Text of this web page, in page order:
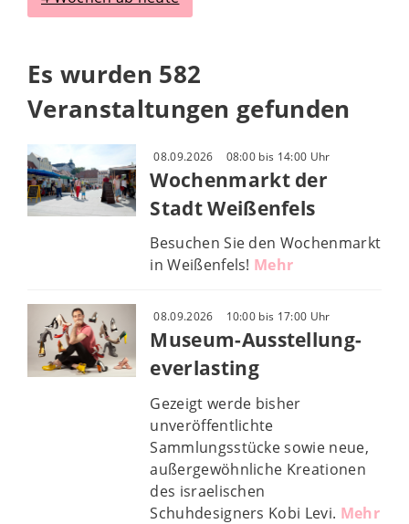
Es wurden 582
Veranstaltungen gefunden
08.09.2026 08:00 bis 14:00 Uhr
Wochenmarkt der
Stadt Weißenfels
Besuchen Sie den Wochenmarkt
in Weißenfels! Mehr
08.09.2026 10:00 bis 17:00 Uhr
Museum-Ausstellung-
everlasting
Gezeigt werde bisher
unveröffentlichte
Sammlungsstücke sowie neue,
außergewöhnliche Kreationen
des israelischen
Schuhdesigners Kobi Levi. Mehr